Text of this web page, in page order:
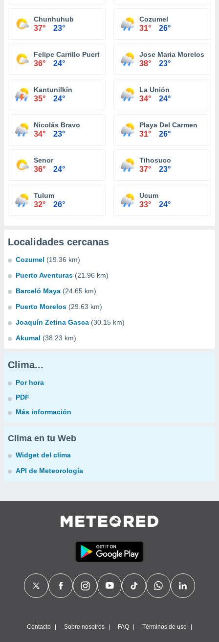
Chunhuhub
37° 23°
Cozumel
31° 26°
Felipe Carrillo Puerto
36° 24°
Jose Maria Morelos
38° 23°
Kantunilkín
35° 24°
La Unión
34° 24°
Nicolás Bravo
34° 23°
Playa Del Carmen
31° 26°
Senor
36° 24°
Tihosuco
37° 23°
Tulum
32° 26°
Ucum
33° 24°
Localidades cercanas
Cozumel (19.36 km)
Puerto Aventuras (21.96 km)
Barceló Maya (24.65 km)
Puerto Morelos (29.63 km)
Joaquín Zetina Gasca (30.15 km)
Akumal (38.23 km)
Clima...
Por hora
PDF
Más información
Clima en tu Web
Widget del clima
API de Meteorología
Contacto Sobre nosotros FAQ Términos de uso